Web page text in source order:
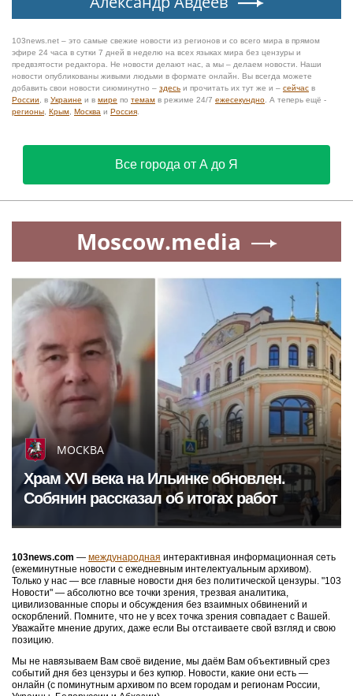
103news.net – это самые свежие новости из регионов и со всего мира в прямом
эфире 24 часа в сутки 7 дней в неделю на всех языках мира без цензуры и
предвзятости редактора. Не новости делают нас, а мы – делаем новости. Наши
новости опубликованы живыми людьми в формате онлайн. Вы всегда можете
добавить свои новости сиюминутно – здесь и прочитать их тут же и – сейчас в
России , в Украине и в мире по темам в режиме 24/7 ежесекундно . А теперь ещё -
регионы Крым Москва и Россия
Все города от А до Я
Moscow.media
МОСКВА
Храм XVI века на Ильинке обновлен.
Собянин рассказал об итогах работ
103news.com — международная интерактивная информационная сеть
(ежеминутные новости с ежедневным интелектуальным архивом).
Только у нас — все главные новости дня без политической цензуры. "103
Новости" — абсолютно все точки зрения, трезвая аналитика,
цивилизованные споры и обсуждения без взаимных обвинений и
оскорблений. Помните, что не у всех точка зрения совпадает с Вашей.
Уважайте мнение других, даже если Вы отстаиваете свой взгляд и свою
позицию.
Мы не навязываем Вам своё видение, мы даём Вам объективный срез
событий дня без цензуры и без купюр. Новости, какие они есть —
онлайн (с поминутным архивом по всем городам и регионам России,